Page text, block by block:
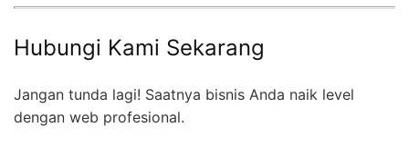
Hubungi Kami Sekarang
Jangan tunda lagi! Saatnya bisnis Anda naik level
dengan web profesional.